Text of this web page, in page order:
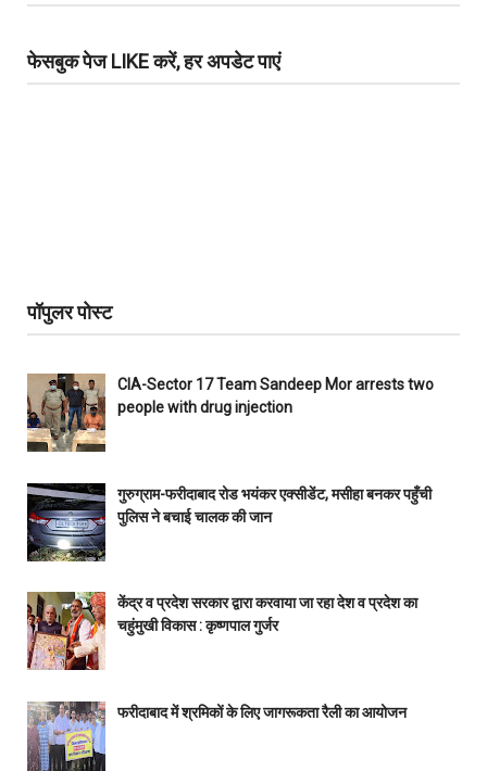
फेसबुक पेज LIKE करें, हर अपडेट पाएं
पॉपुलर पोस्ट
CIA-Sector 17 Team Sandeep Mor arrests two
people with drug injection
गुरुग्राम-फरीदाबाद रोड भयंकर एक्सीडेंट, मसीहा बनकर पहुँची
पुलिस ने बचाई चालक की जान
केंद्र व प्रदेश सरकार द्वारा करवाया जा रहा देश व प्रदेश का
चहुंमुखी विकास : कृष्णपाल गुर्जर
फरीदाबाद में श्रमिकों के लिए जागरूकता रैली का आयोजन